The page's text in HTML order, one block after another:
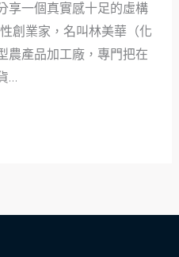
享一個真實感十足的虛構
創業家，名叫林美華（化
農產品加工廠，專門把在
…